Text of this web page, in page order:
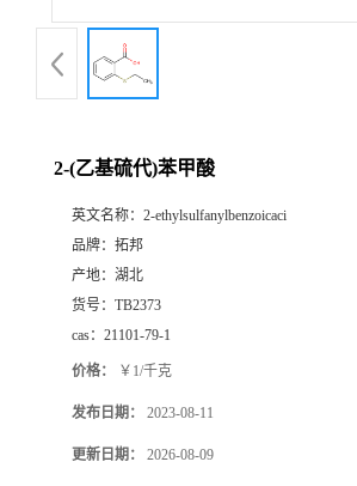
2-(乙基硫代)苯甲酸
英文名称： 2-ethylsulfanylbenzoicaci
品牌： 拓邦
产地： 湖北
货号： TB2373
cas： 21101-79-1
价格： ￥1/千克
发布日期： 2023-08-11
更新日期： 2026-08-09